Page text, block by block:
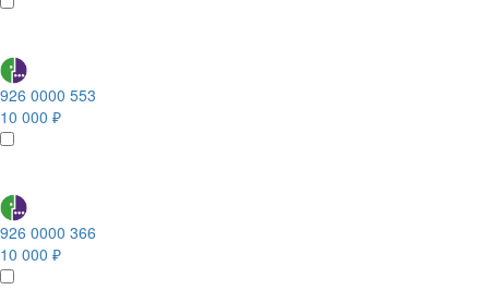
926 0000 553
10 000 ₽
926 0000 366
10 000 ₽